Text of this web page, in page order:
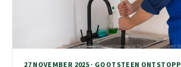
27 NOVEMBER 2025 · GOOTSTEEN